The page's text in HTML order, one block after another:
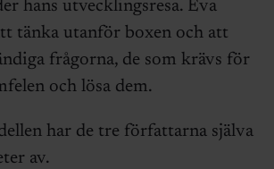
hans utvecklingsresa. Eva
tänka utanför boxen och att
frågorna, de som krävs för
och lösa dem.
har de tre författarna själva
av.